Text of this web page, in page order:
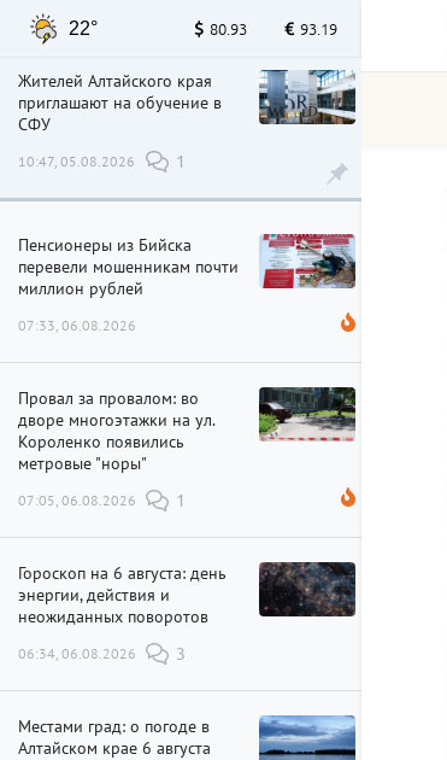
22° 80.93 93.19
Жителей Алтайского края
приглашают на обучение в
СФУ
10:47, 05.08.2026 1
Пенсионеры из Бийска
перевели мошенникам почти
миллион рублей
07:33, 06.08.2026
Провал за провалом: во
дворе многоэтажки на ул.
Короленко появились
метровые "норы"
07:05, 06.08.2026 1
Гороскоп на 6 августа: день
энергии, действия и
неожиданных поворотов
06:34, 06.08.2026 3
Местами град: о погоде в
Алтайском крае 6 августа